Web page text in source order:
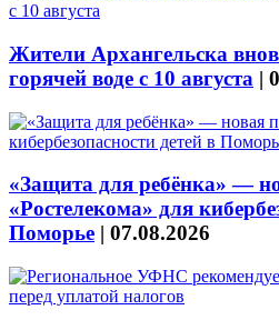
Жители Архангельска
горячей воде с 10 августа |
«Защита для ребёнка» —
«Ростелекома» для
Поморье | 07.08.2026